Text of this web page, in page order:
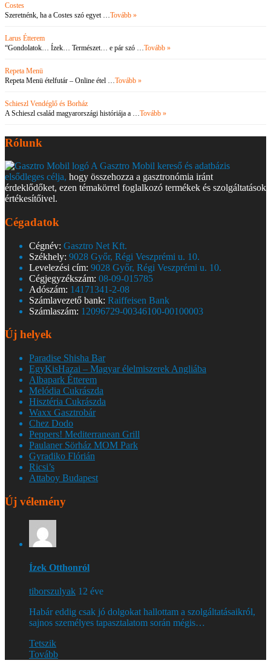
Costes
Szeretnénk, ha a Costes szó egyet …Tovább »
Larus Étterem
“Gondolatok… Ízek… Természet… e pár szó …Tovább »
Repeta Menü
Repeta Menü ételfutár – Online étel …Tovább »
Schieszl Vendéglő és Borház
A Schieszl család magyarországi históriája a …Tovább »
Rólunk
A Gasztro Mobil kereső és adatbázis
elsődleges célja, hogy összehozza a gasztronómia iránt
érdeklődőket, ezen témakörrel foglalkozó termékek és szolgáltatások
értékesítőivel.
Cégadatok
Cégnév: Gasztro Net Kft.
Székhely: 9028 Győr, Régi Veszprémi u. 10.
Levelezési cím: 9028 Győr, Régi Veszprémi u. 10.
Cégjegyzékszám: 08-09-015785
Adószám: 14171341-2-08
Számlavezető bank: Raiffeisen Bank
Számlaszám: 12096729-00346100-00100003
Új helyek
Paradise Shisha Bar
EgyKisHazai – Magyar élelmiszerek Angliába
Albapark Étterem
Melódia Cukrászda
Hisztéria Cukrászda
Waxx Gasztrobár
Chez Dodo
Peppers! Mediterranean Grill
Paulaner Sörház MOM Park
Gyradiko Flórián
Ricsi’s
Attaboy Budapest
Új vélemény
Ízek Otthonról
tiborszulyak 12 éve
Habár eddig csak jó dolgokat hallottam a szolgáltatásaikról,
sajnos személyes tapasztalatom során mégis…
Tetszik
Tovább